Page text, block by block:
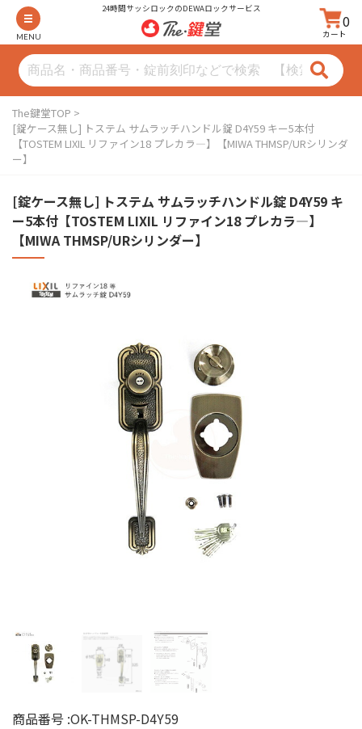
MENU
24時間サッシロックのDEWAロックサービス
0
カート
The鍵堂TOP
[錠ケース無し] トステム サムラッチハンドル錠 D4Y59 キー5本付
【TOSTEM LIXIL リファイン18 プレカラ―】【MIWA THMSP/URシリンダ
ー】
[錠ケース無し] トステム サムラッチハンドル錠 D4Y59 キ
ー5本付【TOSTEM LIXIL リファイン18 プレカラ―】
【MIWA THMSP/URシリンダー】
商品番号 :OK-THMSP-D4Y59